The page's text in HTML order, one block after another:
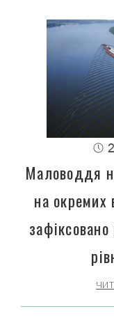
Маловоддя
на окремих